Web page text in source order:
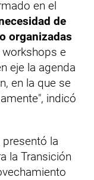
en el
de
organizadas
e
eje la agenda
en la que se
indicó
la
la Transición